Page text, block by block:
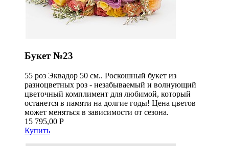
Букет №23
55 роз Эквадор 50 см.. Роскошный букет из
разноцветных роз - незабываемый и волнующий
цветочный комплимент для любимой, который
останется в памяти на долгие годы! Цена цветов
может меняться в зависимости от сезона.
15 795,00 Р
Купить